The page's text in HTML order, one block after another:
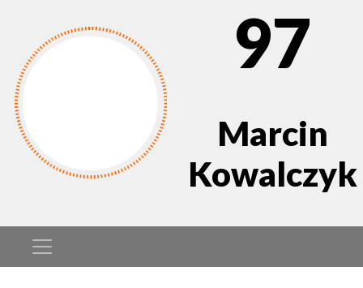
97
Marcin
Kowalczyk